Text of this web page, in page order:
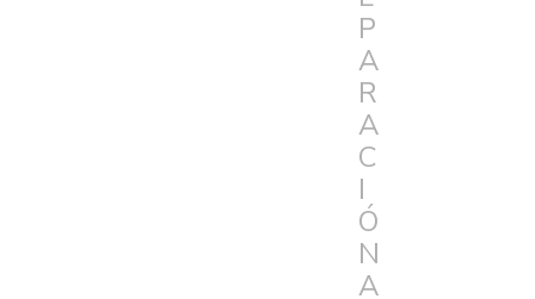
P
A
R
A
C
I
Ó
N
A